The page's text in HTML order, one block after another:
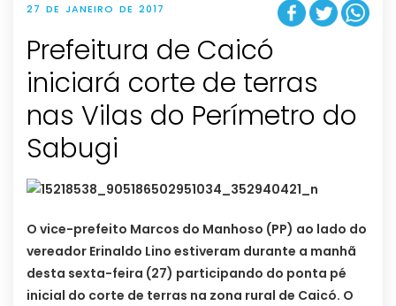
27 DE JANEIRO DE 2017
Prefeitura de Caicó
iniciará corte de terras
nas Vilas do Perímetro do
Sabugi
O vice-prefeito Marcos do Manhoso (PP) ao lado do
vereador Erinaldo Lino estiveram durante a manhã
desta sexta-feira (27) participando do ponta pé
inicial do corte de terras na zona rural de Caicó. O